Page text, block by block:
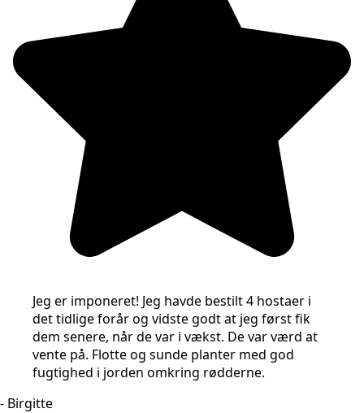
Jeg er imponeret! Jeg havde bestilt 4 hostaer i
det tidlige forår og vidste godt at jeg først fik
dem senere, når de var i vækst. De var værd at
vente på. Flotte og sunde planter med god
fugtighed i jorden omkring rødderne.
- Birgitte